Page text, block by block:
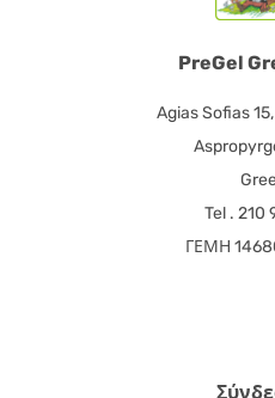
PreGel
Agias Sofias
Tel . 210
ΓΕΜΗ